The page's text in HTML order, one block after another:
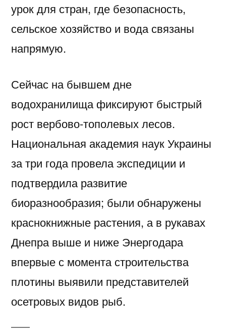
урок для стран, где безопасность,
сельское хозяйство и вода связаны
напрямую.
Сейчас на бывшем дне
водохранилища фиксируют быстрый
рост вербово-тополевых лесов.
Национальная академия наук Украины
за три года провела экспедиции и
подтвердила развитие
биоразнообразия; были обнаружены
краснокнижные растения, а в рукавах
Днепра выше и ниже Энергодара
впервые с момента строительства
плотины выявили представителей
осетровых видов рыб.